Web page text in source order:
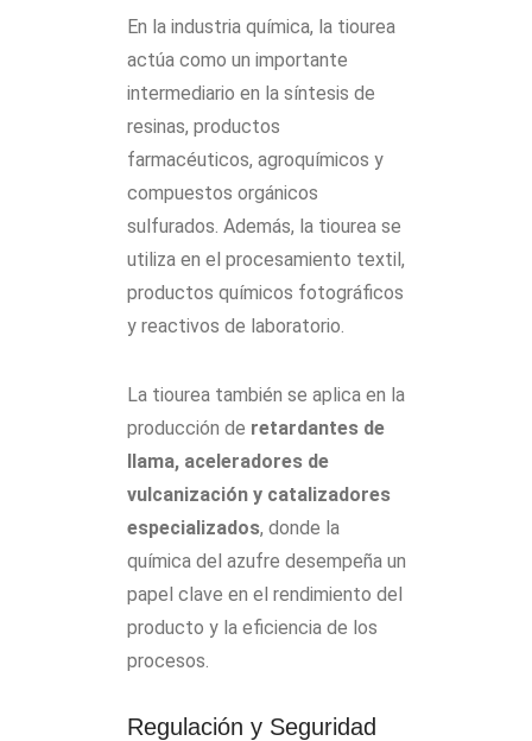
En la industria química, la tiourea
actúa como un importante
intermediario en la síntesis de
resinas, productos
farmacéuticos, agroquímicos y
compuestos orgánicos
sulfurados. Además, la tiourea se
utiliza en el procesamiento textil,
productos químicos fotográficos
y reactivos de laboratorio.
La tiourea también se aplica en la
producción de retardantes de
llama, aceleradores de
vulcanización y catalizadores
especializados, donde la
química del azufre desempeña un
papel clave en el rendimiento del
producto y la eficiencia de los
procesos.
Regulación y Seguridad